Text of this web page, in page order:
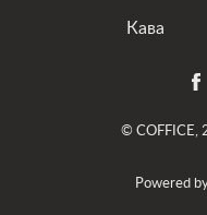
Мы уверены, что
эксплуатации.
Кава
© COFFICE,
Powered